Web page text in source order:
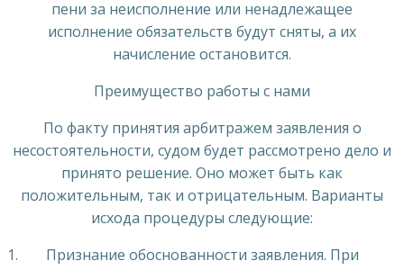
пени за неисполнение или ненадлежащее
исполнение обязательств будут сняты, а их
начисление остановится.
Преимущество работы с нами
По факту принятия арбитражем заявления о
несостоятельности, судом будет рассмотрено дело и
принято решение. Оно может быть как
положительным, так и отрицательным. Варианты
исхода процедуры следующие:
Признание обоснованности заявления. При